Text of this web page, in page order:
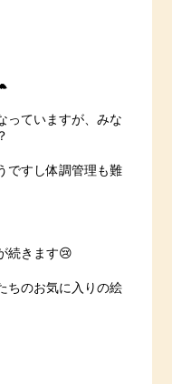
っていますが、みな
ですし体調管理も難
続きます😢
ちのお気に入りの絵